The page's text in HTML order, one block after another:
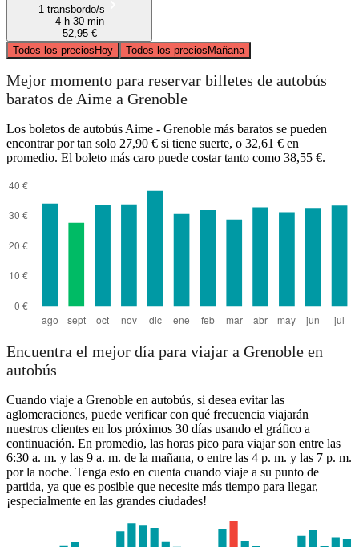
1 transbordo/s
4 h 30 min
52,95 €
Todos los preciosHoy Todos los preciosMañana
Mejor momento para reservar billetes de autobús
baratos de Aime a Grenoble
Los boletos de autobús Aime - Grenoble más baratos se pueden
encontrar por tan solo 27,90 € si tiene suerte, o 32,61 € en
promedio. El boleto más caro puede costar tanto como 38,55 €.
Encuentra el mejor día para viajar a Grenoble en
autobús
Cuando viaje a Grenoble en autobús, si desea evitar las
aglomeraciones, puede verificar con qué frecuencia viajarán
nuestros clientes en los próximos 30 días usando el gráfico a
continuación. En promedio, las horas pico para viajar son entre las
6:30 a. m. y las 9 a. m. de la mañana, o entre las 4 p. m. y las 7 p. m.
por la noche. Tenga esto en cuenta cuando viaje a su punto de
partida, ya que es posible que necesite más tiempo para llegar,
¡especialmente en las grandes ciudades!